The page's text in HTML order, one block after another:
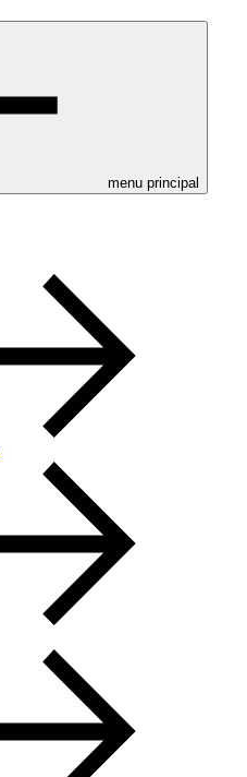
menu principal